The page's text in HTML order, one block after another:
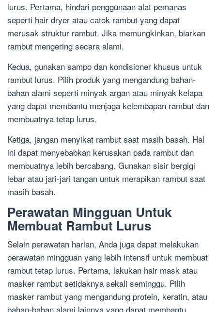
lurus. Pertama, hindari penggunaan alat pemanas
seperti hair dryer atau catok rambut yang dapat
merusak struktur rambut. Jika memungkinkan, biarkan
rambut mengering secara alami.
Kedua, gunakan sampo dan kondisioner khusus untuk
rambut lurus. Pilih produk yang mengandung bahan-
bahan alami seperti minyak argan atau minyak kelapa
yang dapat membantu menjaga kelembapan rambut dan
membuatnya tetap lurus.
Ketiga, jangan menyikat rambut saat masih basah. Hal
ini dapat menyebabkan kerusakan pada rambut dan
membuatnya lebih bercabang. Gunakan sisir bergigi
lebar atau jari-jari tangan untuk merapikan rambut saat
masih basah.
Perawatan Mingguan Untuk
Membuat Rambut Lurus
Selain perawatan harian, Anda juga dapat melakukan
perawatan mingguan yang lebih intensif untuk membuat
rambut tetap lurus. Pertama, lakukan hair mask atau
masker rambut setidaknya sekali seminggu. Pilih
masker rambut yang mengandung protein, keratin, atau
bahan-bahan alami lainnya yang dapat membantu